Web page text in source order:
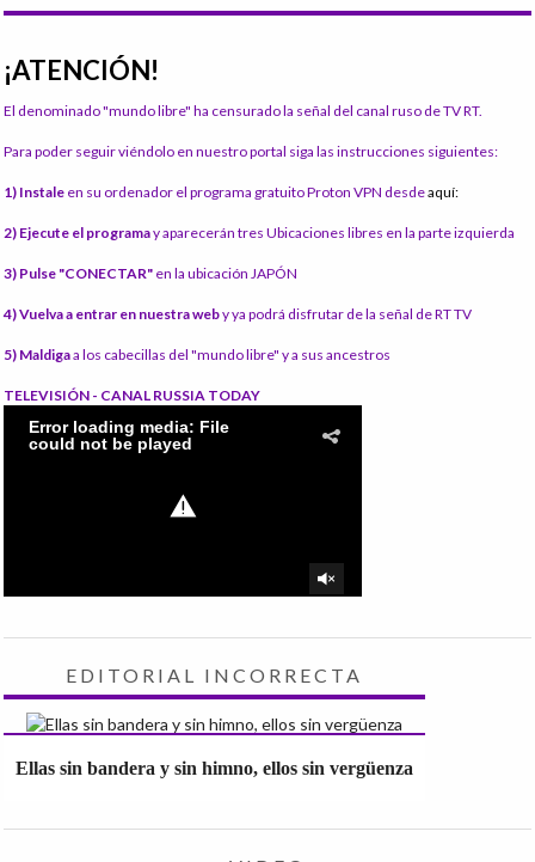
¡ATENCIÓN!
El denominado "mundo libre" ha censurado la señal del canal ruso de TV RT.
Para poder seguir viéndolo en nuestro portal siga las instrucciones siguientes:
1) Instale en su ordenador el programa gratuito Proton VPN desdeaquí:
2) Ejecute el programay aparecerán tres Ubicaciones libres en la parte izquierda
3) Pulse "CONECTAR" en la ubicación JAPÓN
4) Vuelva a entrar en nuestra weby ya podrá disfrutar de la señal de RT TV
5) Maldigaa los cabecillas del "mundo libre" y a sus ancestros
TELEVISIÓN - CANAL RUSSIA TODAY
EDITORIAL INCORRECTA
Ellas sin bandera y sin himno, ellos sin vergüenza